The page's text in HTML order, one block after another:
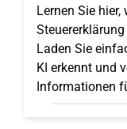
Lernen Sie hier,
Laden Sie
KI erkennt und
Informationen